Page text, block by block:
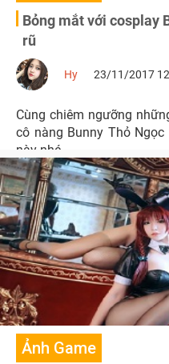
Bỏng mắt với cosplay
rũ
Hy 23/11/2017
Cùng chiêm ngưỡng
cô nàng Bunny Thỏ
này nhé.
Ảnh Game